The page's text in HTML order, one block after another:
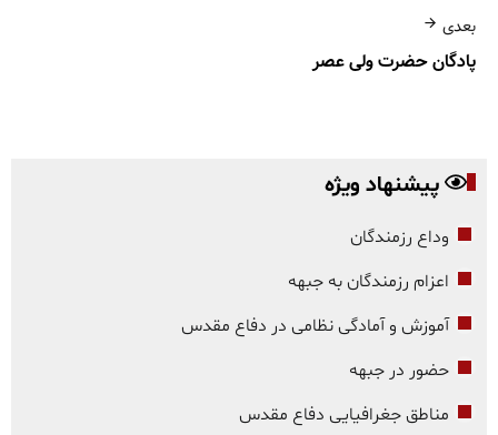
بعدی
پادگان حضرت ولی عصر
پیشنهاد ویژه
وداع رزمندگان
اعزام رزمندگان به جبهه
آموزش و آمادگی نظامی در دفاع مقدس
حضور در جبهه
مناطق جغرافیایی دفاع مقدس